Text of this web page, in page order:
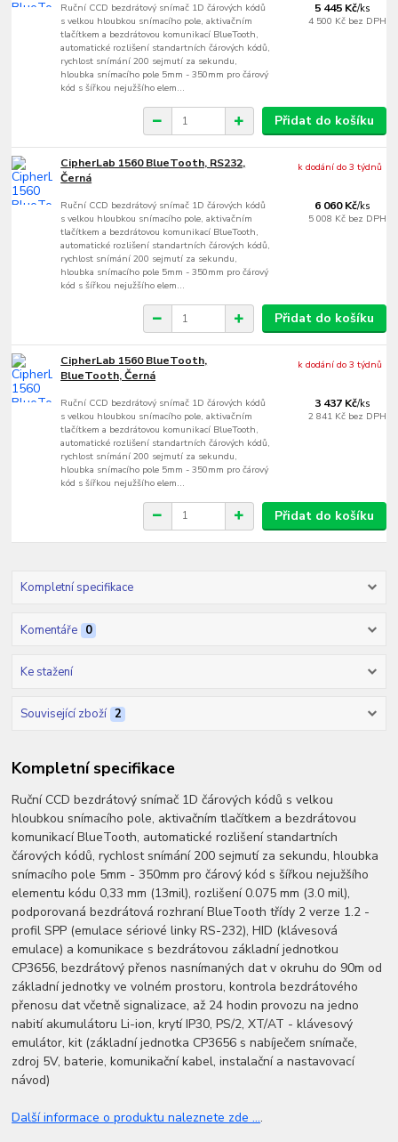
Ruční CCD bezdrátový snímač 1D čárových kódů
s velkou hloubkou snímacího pole, aktivačním
tlačítkem a bezdrátovou komunikací BlueTooth,
automatické rozlišení standartních čárových kódů,
rychlost snímání 200 sejmutí za sekundu,
hloubka snímacího pole 5mm - 350mm pro čárový
kód s šířkou nejužšího elem...
5 445 Kč/ks
4 500 Kč bez DPH
Přidat do košíku
CipherLab 1560 BlueTooth, RS232,
Černá
Ruční CCD bezdrátový snímač 1D čárových kódů
s velkou hloubkou snímacího pole, aktivačním
tlačítkem a bezdrátovou komunikací BlueTooth,
automatické rozlišení standartních čárových kódů,
rychlost snímání 200 sejmutí za sekundu,
hloubka snímacího pole 5mm - 350mm pro čárový
kód s šířkou nejužšího elem...
6 060 Kč/ks
5 008 Kč bez DPH
k dodání do 3 týdnů
Přidat do košíku
CipherLab 1560 BlueTooth,
BlueTooth, Černá
Ruční CCD bezdrátový snímač 1D čárových kódů
s velkou hloubkou snímacího pole, aktivačním
tlačítkem a bezdrátovou komunikací BlueTooth,
automatické rozlišení standartních čárových kódů,
rychlost snímání 200 sejmutí za sekundu,
hloubka snímacího pole 5mm - 350mm pro čárový
kód s šířkou nejužšího elem...
3 437 Kč/ks
2 841 Kč bez DPH
k dodání do 3 týdnů
Přidat do košíku
Kompletní specifikace
Komentáře 0
Ke stažení
Související zboží 2
Kompletní specifikace
Ruční CCD bezdrátový snímač 1D čárových kódů s velkou
hloubkou snímacího pole, aktivačním tlačítkem a bezdrátovou
komunikací BlueTooth, automatické rozlišení standartních
čárových kódů, rychlost snímání 200 sejmutí za sekundu, hloubka
snímacího pole 5mm - 350mm pro čárový kód s šířkou nejužšího
elementu kódu 0,33 mm (13mil), rozlišení 0.075 mm (3.0 mil),
podporovaná bezdrátová rozhraní BlueTooth třídy 2 verze 1.2 -
profil SPP (emulace sériové linky RS-232), HID (klávesová
emulace) a komunikace s bezdrátovou základní jednotkou
CP3656, bezdrátový přenos nasnímaných dat v okruhu do 90m od
základní jednotky ve volném prostoru, kontrola bezdrátového
přenosu dat včetně signalizace, až 24 hodin provozu na jedno
nabití akumulátoru Li-ion, krytí IP30, PS/2, XT/AT - klávesový
emulátor, kit (základní jednotka CP3656 s nabíječem snímače,
zdroj 5V, baterie, komunikační kabel, instalační a nastavovací
návod)
Další informace o produktu naleznete zde ....